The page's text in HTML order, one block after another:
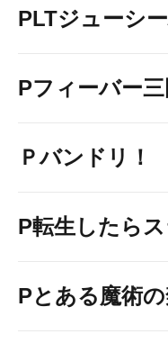
PLTジューシ
Pフィーバー
Ｐバンドリ！
P転生したら
Pとある魔術